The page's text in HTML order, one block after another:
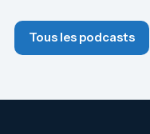
Tous les podcasts